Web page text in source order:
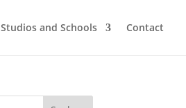
Studios and Schools Contact